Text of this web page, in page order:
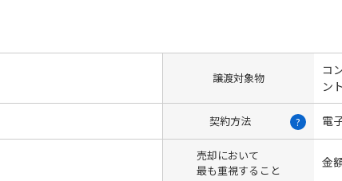
譲渡対象物
コ
ン
契約方法 ? 電
売却において
最も重視すること
金